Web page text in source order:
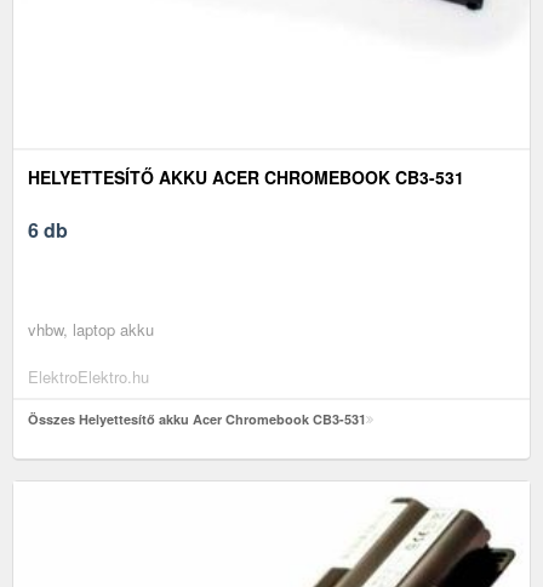
HELYETTESÍTŐ AKKU ACER CHROMEBOOK CB3-531
6 db
vhbw, laptop akku
ElektroElektro.hu
Összes Helyettesítő akku Acer Chromebook CB3-531